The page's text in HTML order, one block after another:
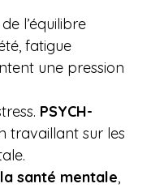
l’équilibre
fatigue
une pression
PSYCH-
travaillant sur les
santé mentale,